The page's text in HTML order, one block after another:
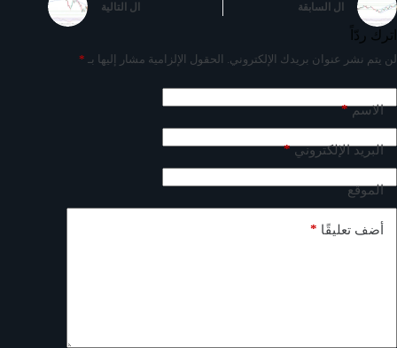
ال السابقة ال التالية
اترك ردّاً
لن يتم نشر عنوان بريدك الإلكتروني. الحقول الإلزامية مشار إليها بـ *
الاسم*
البريد الإلكتروني*
الموقع
أضف تعليقًا *